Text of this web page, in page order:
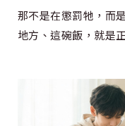
那不是在懲罰牠，而
地方、這碗飯，就是